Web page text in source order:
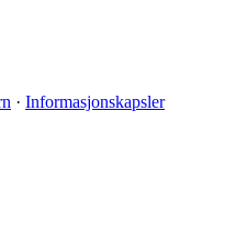
· Informasjonskapsler